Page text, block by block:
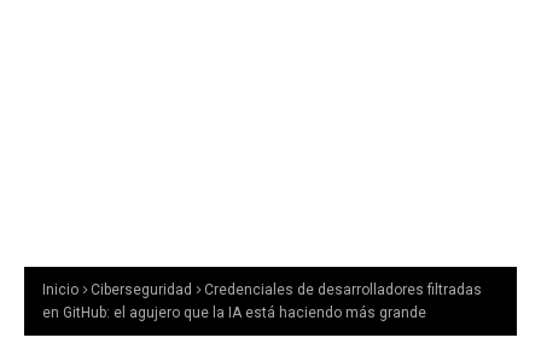
Inicio Ciberseguridad
Credenciales de desarrolladores filtradas
en GitHub: el agujero que la IA está haciendo más grande